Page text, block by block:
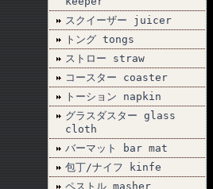
スクイーザー juicer
トング tongs
ストロー straw
コースター coaster
トーション napkin
グラスダスター glass
cloth
バーマット bar mat
包丁/ナイフ kinfe
ペストル masher